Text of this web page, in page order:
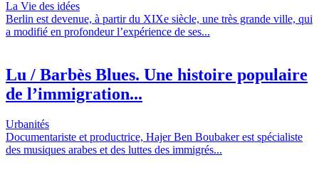
La Vie des idées
Berlin est devenue, à partir du XIXe siècle, une très grande ville, qui
a modifié en profondeur l’expérience de ses...
Lu / Barbès Blues. Une histoire populaire
de l’immigration...
Urbanités
Documentariste et productrice, Hajer Ben Boubaker est spécialiste
des musiques arabes et des luttes des immigrés...